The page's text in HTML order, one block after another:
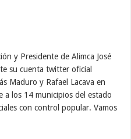
y Presidente de Alimca José
su cuenta twitter oficial
Maduro y Rafael Lacava en
a los 14 municipios del estado
con control popular. Vamos